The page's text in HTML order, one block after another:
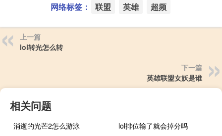
网络标签： 联盟 英雄 超频
上一篇
lol转光怎么转
下一篇
英雄联盟女妖是谁
相关问题
消逝的光芒2怎么游泳
lol排位输了就会掉分吗